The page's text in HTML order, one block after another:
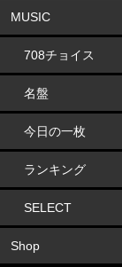
MUSIC
708チョイス
名盤
今日の一枚
ランキング
SELECT
Shop